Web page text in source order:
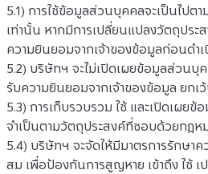
5.1) การใช้ข้อมูลส่วนบุคคลจะเป็นไปต
เท่านั้น หากมีการเปลี่ยนแปลงวัตถุประ
ความยินยอมจากเจ้าของข้อมูลก่อนดำ
5.2) บริษัทฯ จะไม่เปิดเผยข้อมูลส่วนบุ
รับความยินยอมจากเจ้าของข้อมูล ยก
5.3) การเก็บรวบรวม ใช้ และเปิดเผย
จำเป็นตามวัตถุประสงค์ที่ชอบด้วยกฎห
5.4) บริษัทฯ จะจัดให้มีมาตรการรักษา
สม เพื่อป้องกันการสูญหาย เข้าถึง ใช้